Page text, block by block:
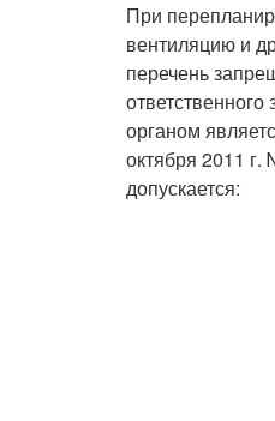
При
вентиляцию и
перечень
органом
октября 2011
допускается: